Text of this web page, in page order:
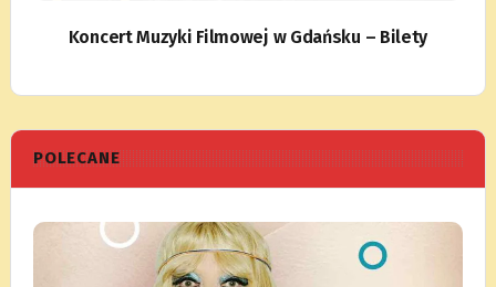
Koncert Muzyki Filmowej w Gdańsku – Bilety
POLECANE